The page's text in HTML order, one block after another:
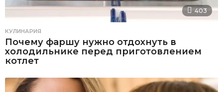
403
КУЛИНАРИЯ
Почему фаршу нужно отдохнуть в
холодильнике перед приготовлением
котлет